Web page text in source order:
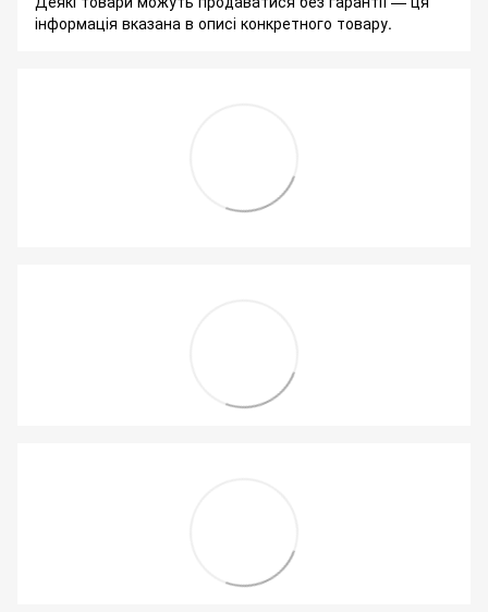
інформація вказана в описі конкретного товару.